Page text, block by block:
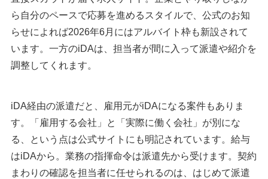
ら自分のペースで応募を進めるスタイルで、公式のお知
らせによれば2026年6月にはアルバイト枠も新設されて
います。一方のiDAは、担当者が間に入って派遣や紹介を
調整してくれます。
iDA経由の派遣だと、雇用元がiDAになる案件もありま
す。「雇用する会社」と「実際に働く会社」が別にな
る、という点は公式サイトにも明記されています。給与
はiDAから。業務の指揮命令は派遣先から受けます。契約
まわりの確認を担当者に任せられるのは、はじめて派遣